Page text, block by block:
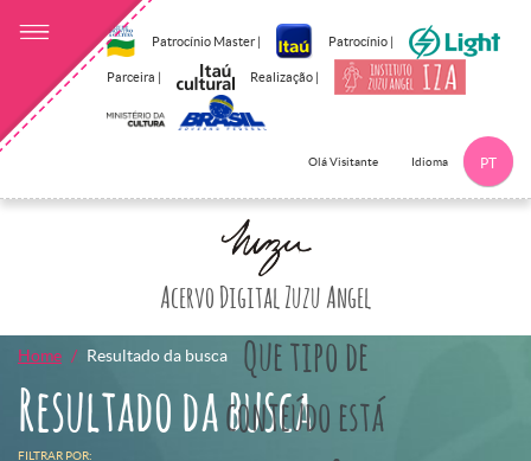
Patrocínio Master | Patrocínio |
Parceira | Realização |
Olá Visitante Idioma PT
Acervo Digital Zuzu Angel
Que tipo de
conteúdo está
Home Resultado da busca
Resultado da busca
FILTRAR POR: